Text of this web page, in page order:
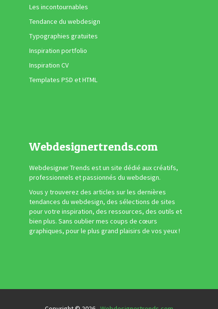
Les incontournables
Tendance du webdesign
Typographies gratuites
Inspiration portfolio
Inspiration CV
Templates PSD et HTML
Webdesignertrends.com
Webdesigner Trends est un site dédié aux créatifs,
professionnels et passionnés du webdesign.
Vous y trouverez des articles sur les dernières
tendances du webdesign, des sélections de sites
pour votre inspiration, des ressources, des outils et
bien plus. Sans oublier mes coups de cœurs
graphiques, pour le plus grand plaisirs de vos yeux !